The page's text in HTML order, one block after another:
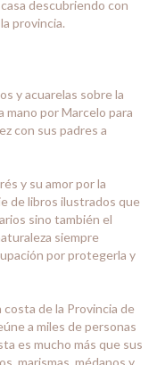
descubriendo con
provincia.
y acuarelas sobre la
mano por Marcelo para
con sus padres a
y su amor por la
de libros ilustrados que
sino también el
siempre
por protegerla y
de la Provincia de
a miles de personas
es mucho más que sus
marismas, médanos y